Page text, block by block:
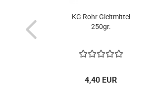
KG Rohr Gleitmittel
250gr.
4,40 EUR